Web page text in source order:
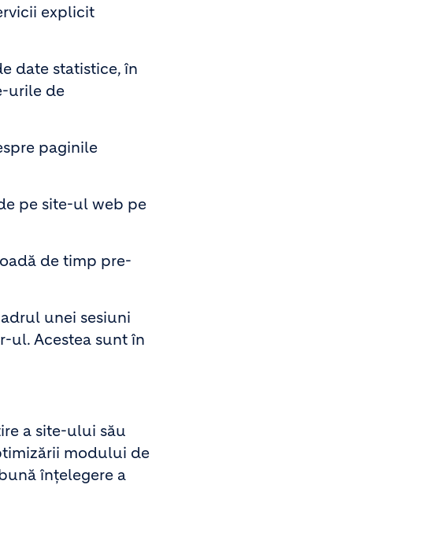
explicit
date statistice, în
urile de
paginile
pe site-ul web pe
de timp pre-
unei sesiuni
ul. Acestea sunt în
a site-ului său
modului de
înțelegere a